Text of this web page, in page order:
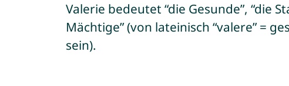
Valerie bedeutet “die Gesunde”, “die
Mächtige” (von lateinisch “valere” =
sein).